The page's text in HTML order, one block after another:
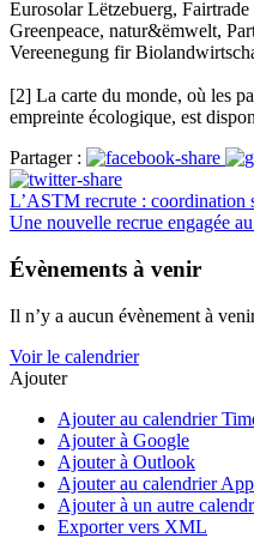
Eurosolar Lëtzebuerg,
Greenpeace, natur&ëmwelt,
Vereenegung fir
[2] La carte du monde, où les
empreinte écologique, est
Partager :
L’ASTM recrute : coordination
Une nouvelle recrue engagée
Évènements à venir
Il n’y a aucun évènement à
Voir le calendrier
Ajouter
Ajouter au calendrier
Ajouter à Google
Ajouter à Outlook
Ajouter au calendrier
Ajouter à un autre
Exporter vers XML